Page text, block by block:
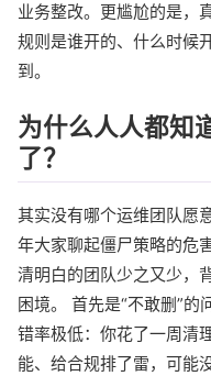
业务整改。更尴尬的是，
规则是谁开的、什么时候
到。
为什么人人都知
了？
其实没有哪个运维团队愿
年大家聊起僵尸策略的危
清明白的团队少之又少，
困境。 首先是“不敢删”
错率极低：你花了一周清
能、给合规排了雷，可能